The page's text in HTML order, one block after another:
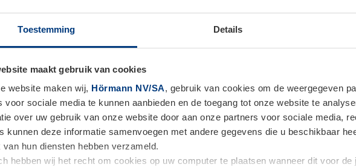
Toestemming Details
maakt gebruik van cookies
website maken wij, Hörmann NV/SA, gebruik van cookies om de weergegeven
voor sociale media te kunnen aanbieden en de toegang tot onze website te
over uw gebruik van onze website door aan onze partners voor sociale media,
kunnen deze informatie samenvoegen met andere gegevens die u beschikbaar
van hun diensten hebben verzameld.
hebben wij het recht om cookies op uw computer te plaatsen wanneer dit voor